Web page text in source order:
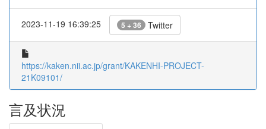
2023-11-19 16:39:25 5 + 36 Twitter
https://kaken.nii.ac.jp/grant/KAKENHI-PROJECT-
21K09101/
言及状況